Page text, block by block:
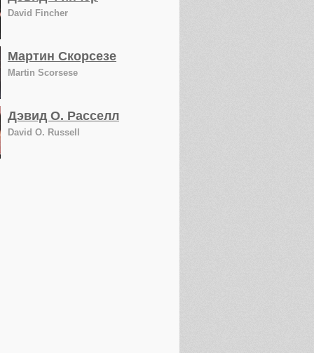
David Fincher
Мартин Скорсезе
Martin Scorsese
Дэвид О. Расселл
David O. Russell